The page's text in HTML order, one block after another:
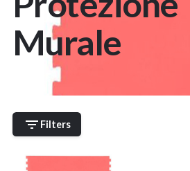
Murale
Filters